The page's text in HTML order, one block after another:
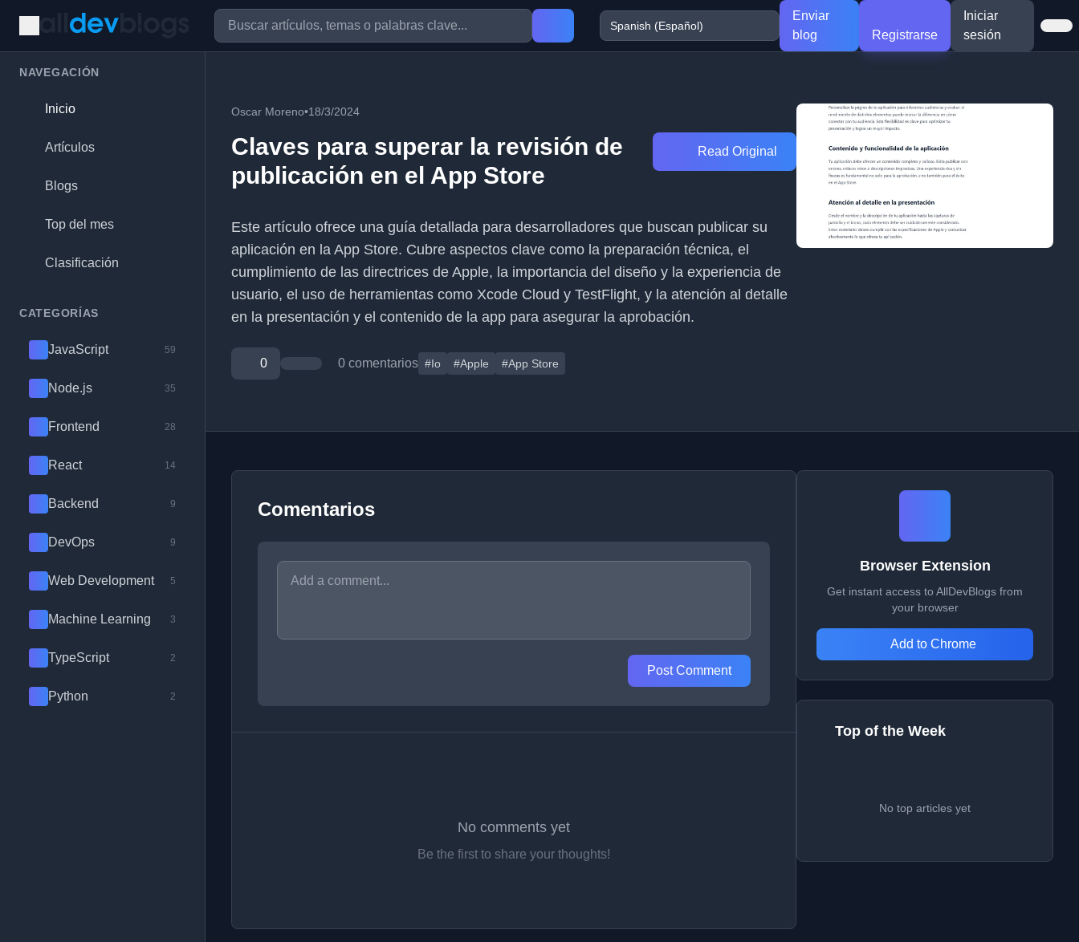
Enviar
blog
Registrarse
Iniciar
sesión
NAVEGACIÓN
Inicio
Artículos
Blogs
Top del mes
Clasificación
CATEGORÍAS
JavaScript 59
Node.js 35
Frontend 28
React 14
Backend 9
DevOps 9
Web Development 5
Machine Learning 3
TypeScript 2
Python 2
Oscar Moreno•18/3/2024
Claves para superar la revisión de
publicación en el App Store
Read Original
Este artículo ofrece una guía detallada para desarrolladores que buscan publicar su
aplicación en la App Store. Cubre aspectos clave como la preparación técnica, el
cumplimiento de las directrices de Apple, la importancia del diseño y la experiencia de
usuario, el uso de herramientas como Xcode Cloud y TestFlight, y la atención al detalle
en la presentación y el contenido de la app para asegurar la aprobación.
0 0 comentarios #Io #Apple #App Store
Comentarios
Post Comment
No comments yet
Be the first to share your thoughts!
Browser Extension
Get instant access to AllDevBlogs from
your browser
Add to Chrome
Top of the Week
No top articles yet